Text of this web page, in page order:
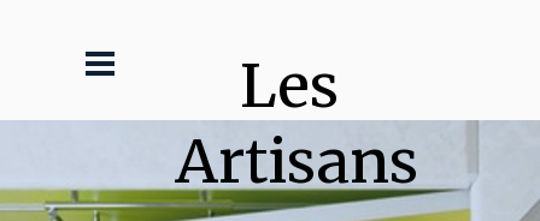
Les
Artisans